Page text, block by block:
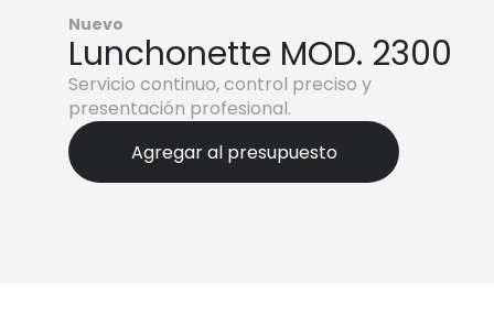
Nuevo
Lunchonette MOD. 2300
Servicio continuo, control preciso y
presentación profesional.
Agregar al presupuesto